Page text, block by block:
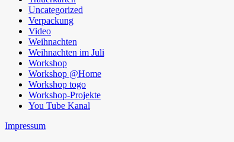
Uncategorized
Verpackung
Video
Weihnachten
Weihnachten im Juli
Workshop
Workshop @Home
Workshop togo
Workshop-Projekte
You Tube Kanal
Impressum